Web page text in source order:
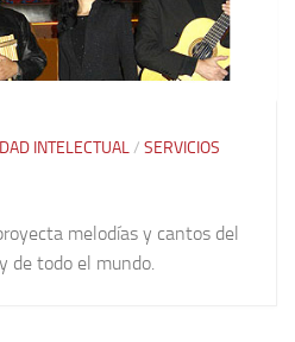
INTELECTUAL/ SERVICIOS
melodías y cantos del
de todo el mundo.